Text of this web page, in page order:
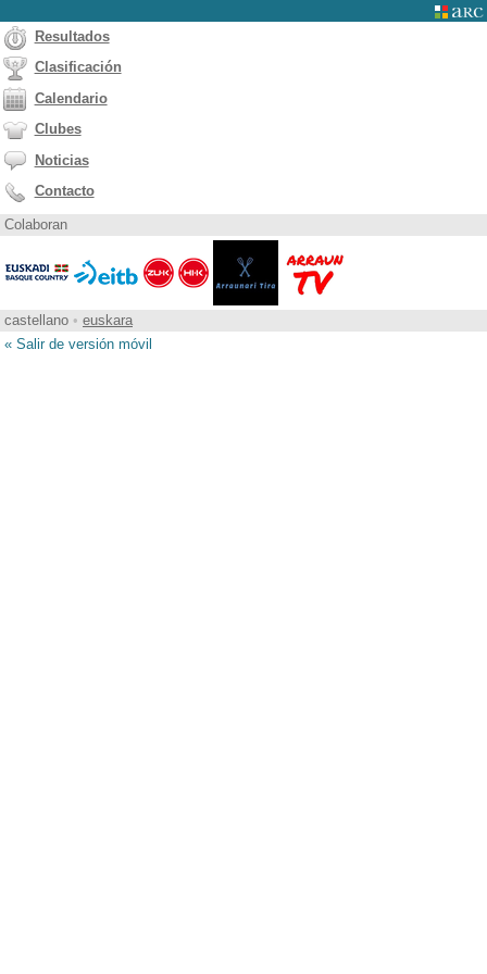
Resultados
Clasificación
Calendario
Clubes
Noticias
Contacto
Colaboran
castellano • euskara
« Salir de versión móvil